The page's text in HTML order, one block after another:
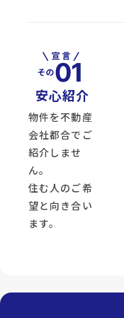
安心紹介
物件を不動産
会社都合でご
紹介しませ
ん。
住む人のご希
望と向き合い
ます。